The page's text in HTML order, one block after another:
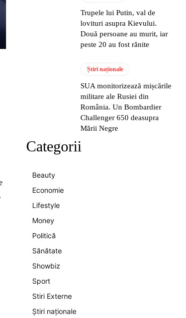
Trupele lui Putin, val de
lovituri asupra Kievului.
Două persoane au murit, iar
peste 20 au fost rănite
Știri naționale
SUA monitorizează mișcările
militare ale Rusiei din
România. Un Bombardier
Challenger 650 deasupra
Mării Negre
Categorii
Beauty
Economie
Lifestyle
Money
Politică
Sănătate
Showbiz
Sport
Stiri Externe
Știri naționale